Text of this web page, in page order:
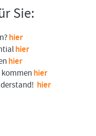
Sie:
hier
hier
hier
kommen hier
hier